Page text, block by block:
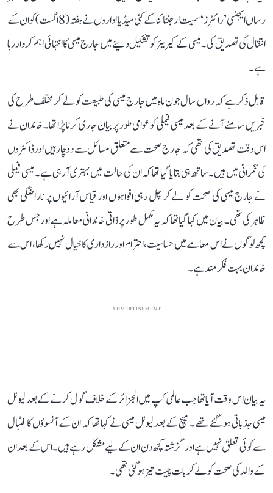
رساں ایجنسی ’رائٹرز‘ سمیت ارجنٹائنا کے کئی میڈیا اداروں نے ہفتہ (8 اگست) کو ان کے
انتقال کی تصدیق کی۔ میسی کے کیریئر کو تشکیل دینے میں جارج میسی کا انتہائی اہم کردار رہا
ہے۔
قابل ذکر ہے کہ رواں سال جون ماہ میں جارج میسی کی طبیعت کو لے کر مختلف طرح کی
خبریں سامنے آنے کے بعد میسی فیملی کو عوامی طور پر بیان جاری کرنا پڑا تھا۔ خاندان نے
اس وقت تصدیق کی تھی کہ جارج صحت سے متعلق مسائل سے دوچار ہیں اور ڈاکٹروں
کی نگرانی میں ہیں۔ ساتھ ہی بتایا گیا تھا کہ ان کی حالت میں بہتری آ رہی ہے۔ میسی فیملی
نے جارج میسی کی صحت کو لے کر چل رہی افواہوں اور قیاس آرائیوں پر ناراضگی بھی
ظاہر کی تھی۔ بیان میں کہا گیا تھا کہ یہ مکمل طور پر ذاتی خاندانی معاملہ ہے اور جس طرح
کچھ لوگوں نے اس معاملے میں حساسیت، احترام اور رازداری کا خیال نہیں رکھا، اس سے
خاندان بہت فکرمند ہے۔
ADVERTISEMENT
یہ بیان اس وقت آیا تھا جب عالمی کپ میں الجزائر کے خلاف گول کرنے کے بعد لیونل
میسی جذباتی ہو گئے تھے۔ میچ کے بعد لیونل میسی نے کہا تھا کہ ان کے آنسوؤں کا فٹبال
سے کوئی تعلق نہیں ہے اور گزشتہ کچھ دن ان کے لیے مشکل رہے ہیں۔ اس کے بعد ان
کے والد کی صحت کو لے کر بات چیت تیز ہو گئی تھی۔